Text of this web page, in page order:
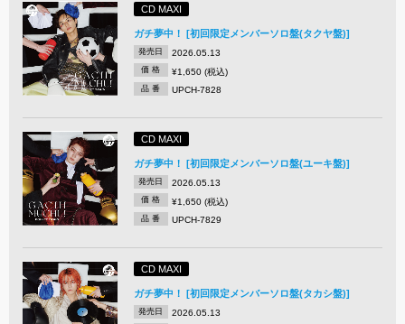
CD MAXI
ガチ夢中！ [初回限定メンバーソロ盤(タクヤ盤)]
発売日 2026.05.13
価 格 ¥1,650 (税込)
品 番 UPCH-7828
CD MAXI
ガチ夢中！ [初回限定メンバーソロ盤(ユーキ盤)]
発売日 2026.05.13
価 格 ¥1,650 (税込)
品 番 UPCH-7829
CD MAXI
ガチ夢中！ [初回限定メンバーソロ盤(タカシ盤)]
発売日 2026.05.13